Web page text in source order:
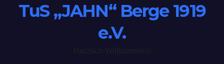
TuS „JAHN“ Berge 1919
e.V.